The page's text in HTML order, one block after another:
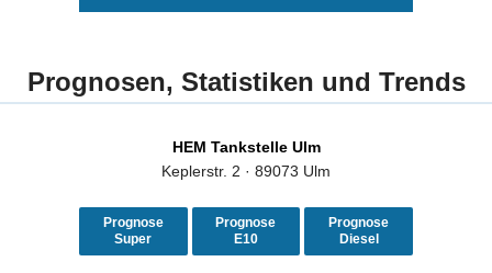
Prognosen, Statistiken und Trends
HEM Tankstelle Ulm
Keplerstr. 2 · 89073 Ulm
Prognose
Super
Prognose
E10
Prognose
Diesel